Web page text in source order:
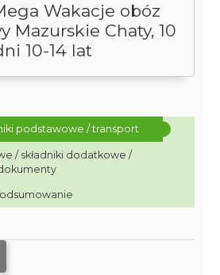
Wakacje obóz
Mazurskie Chaty, 10
10-14 lat
podstawowe / transport
/ składniki dodatkowe /